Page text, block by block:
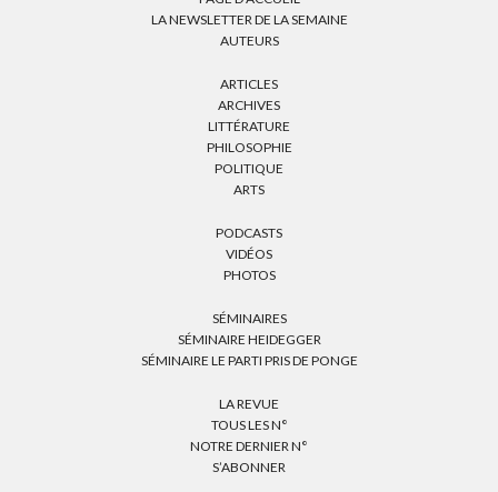
LA NEWSLETTER DE LA SEMAINE
AUTEURS
ARTICLES
ARCHIVES
LITTÉRATURE
PHILOSOPHIE
POLITIQUE
ARTS
PODCASTS
VIDÉOS
PHOTOS
SÉMINAIRES
SÉMINAIRE HEIDEGGER
SÉMINAIRE LE PARTI PRIS DE PONGE
LA REVUE
TOUS LES N°
NOTRE DERNIER N°
S’ABONNER